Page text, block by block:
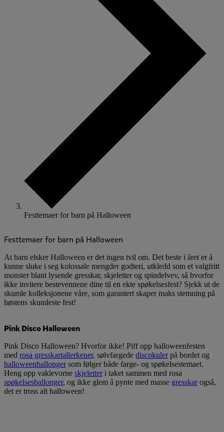
Festtemaer for barn på Halloween
Festtemaer for barn på Halloween
At barn elsker Halloween er det ingen tvil om. Det beste i året er å
kunne sluke i seg kolossale mengder godteri, utkledd som et valgfritt
monster blant lysende gresskar, skjeletter og spindelvev, så hvorfor
ikke invitere bestevennene dine til en ekte spøkelsesfest? Sjekk ut de
skumle kolleksjonene våre, som garantert skaper maks stemning på
høstens skumleste fest!
Pink Disco Halloween
Pink Disco Halloween? Hvorfor ikke! Piff opp halloweenfesten
med rosa gresskartallerkener, sølvfargede discokulerpå bordet og
halloweenballongersom følger både farge- og spøkelsestemaet.
Heng opp vaklevorne skjeletteri taket sammen med rosa
spøkelsesballonger, og ikke glem å pynte med masse gresskarogså,
det er tross alt halloween!